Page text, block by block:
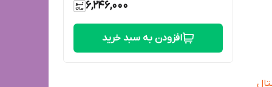
6,246,000
افزودن به سبد خرید